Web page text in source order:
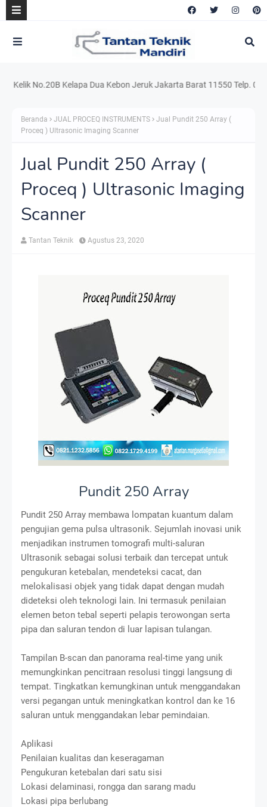
No.20B Kelapa Dua Kebon Jeruk Jakarta Barat 11550 Telp.
Beranda JUAL PROCEQ INSTRUMENTS
Jual Pundit 250 Array (
Proceq ) Ultrasonic Imaging Scanner
Jual Pundit 250 Array (
Proceq ) Ultrasonic Imaging
Scanner
Tantan Teknik Agustus 23, 2020
Pundit 250 Array
Pundit 250 Array membawa lompatan kuantum dalam
pengujian gema pulsa ultrasonik. Sejumlah inovasi unik
menjadikan instrumen tomografi multi-saluran
Ultrasonik sebagai solusi terbaik dan tercepat untuk
pengukuran ketebalan, mendeteksi cacat, dan
melokalisasi objek yang tidak dapat dengan mudah
dideteksi oleh teknologi lain. Ini termasuk penilaian
elemen beton tebal seperti pelapis terowongan serta
pipa dan saluran tendon di luar lapisan tulangan.
Tampilan B-scan dan panorama real-time yang unik
memungkinkan pencitraan resolusi tinggi langsung di
tempat. Tingkatkan kemungkinan untuk menggandakan
versi pegangan untuk meningkatkan kontrol dan ke 16
saluran untuk menggandakan lebar pemindaian.
Aplikasi
Penilaian kualitas dan keseragaman
Pengukuran ketebalan dari satu sisi
Lokasi delaminasi, rongga dan sarang madu
Lokasi pipa berlubang